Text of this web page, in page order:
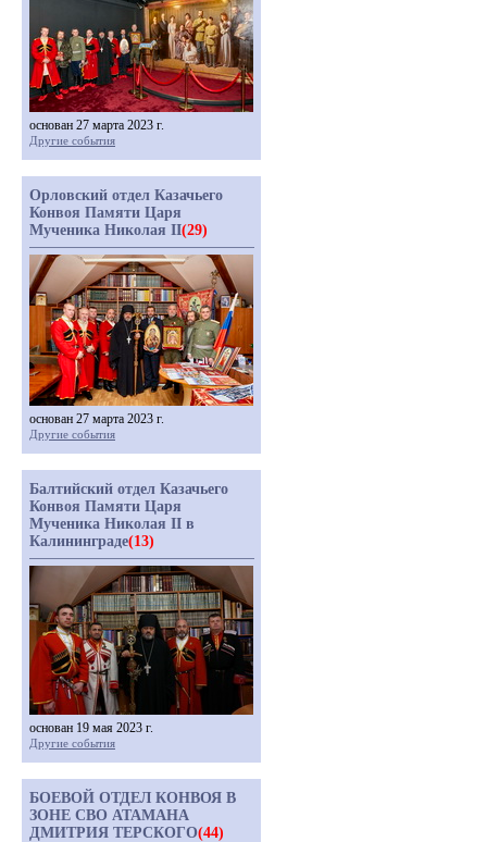
основан 27 марта 2023 г.
Другие события
Орловский отдел Казачьего
Конвоя Памяти Царя
Мученика Николая II(29)
основан 27 марта 2023 г.
Другие события
Балтийский отдел Казачьего
Конвоя Памяти Царя
Мученика Николая II в
Калининграде(13)
основан 19 мая 2023 г.
Другие события
БОЕВОЙ ОТДЕЛ КОНВОЯ В
ЗОНЕ СВО АТАМАНА
ДМИТРИЯ ТЕРСКОГО(44)